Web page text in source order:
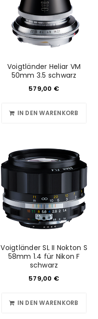
Voigtländer Heliar VM
50mm 3.5 schwarz
579,00 €
IN DEN WARENKORB
Voigtländer SL II Nokton S
58mm 1.4 für Nikon F
schwarz
579,00 €
IN DEN WARENKORB